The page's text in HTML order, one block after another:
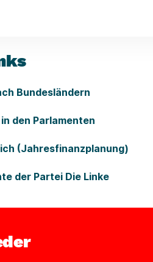
Bundesländern
den Parlamenten
(Jahresfinanzplanung)
der Partei Die Linke